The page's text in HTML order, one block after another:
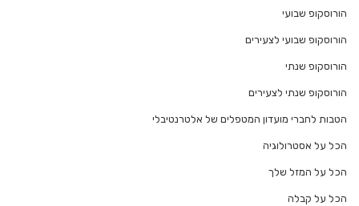
הורוסקופ שבועי
הורוסקופ שבועי לצעירים
הורוסקופ שנתי
הורוסקופ שנתי לצעירים
הטבות לחברי מועדון המטפלים של אלטרנטיבלי
הכל על אסטרולוגיה
הכל על המזל שלך
הכל על קבלה